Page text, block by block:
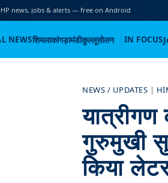
HP news, jobs & alerts — free on Android
NEWSशिमलाकांगड़ामंडीकुल्लूसोलन IN FOCUS
NEWS / UPDATES |
गुरुमुखी
किया